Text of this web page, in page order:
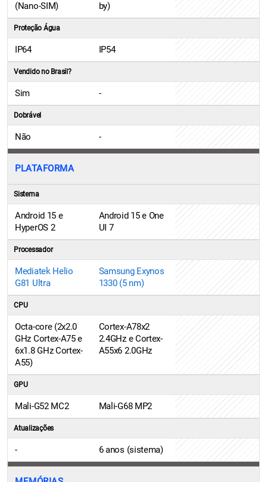
(Nano-SIM)
by)
Proteção Água
IP64 IP54
Vendido no Brasil?
Sim -
Dobrável
Não -
PLATAFORMA
Sistema
Android 15 e
HyperOS 2
Android 15 e One
UI 7
Processador
Mediatek Helio
G81 Ultra
Samsung Exynos
1330 (5 nm)
CPU
Octa-core (2x2.0
GHz Cortex-A75 e
6x1.8 GHz Cortex-
A55)
Cortex-A78x2
2.4GHz e Cortex-
A55x6 2.0GHz
GPU
Mali-G52 MC2 Mali-G68 MP2
Atualizações
- 6 anos (sistema)